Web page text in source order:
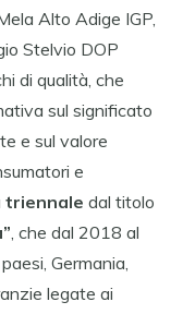
Alto Adige IGP,
Stelvio DOP
di qualità, che
sul significato
e sul valore
e
triennale dal titolo
, che dal 2018 al
Germania,
legate ai